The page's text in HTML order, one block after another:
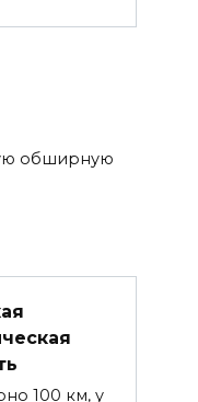
обширную
100 км, у